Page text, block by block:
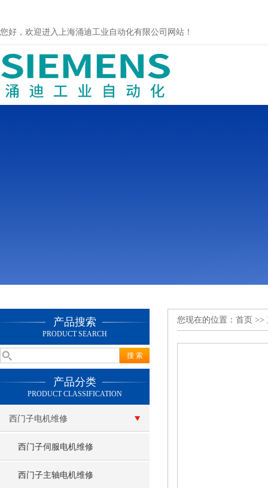
您好，欢迎进入上海涌迪工业自动化有限公司网站！
产品搜索
PRODUCT SEARCH
产品分类
PRODUCT CLASSIFICATION
西门子电机维修
西门子伺服电机维修
西门子主轴电机维修
您现在的位置： 首页 >>